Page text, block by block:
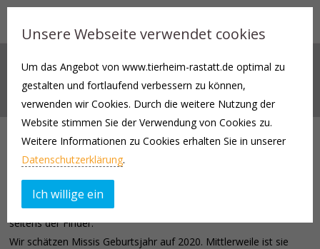
MISSI *2020
Missi | geb. ca. 2020 | Mischling | weiblich, kastriert |
Missi kam am 02.01.2022 als Fundhund zu uns ins Tierheim, mit
passendem Geschirr und ungewöhnlich viel Informationen
seitens der Finder.
Wir schätzen Missis Geburtsjahr auf 2020. Mittlerweile ist sie
Unsere Webseite verwendet cookies
Um das Angebot von www.tierheim-rastatt.de optimal zu
gestalten und fortlaufend verbessern zu können,
verwenden wir Cookies. Durch die weitere Nutzung der
Website stimmen Sie der Verwendung von Cookies zu.
Weitere Informationen zu Cookies erhalten Sie in unserer
Datenschutzerklärung.
Ich willige ein